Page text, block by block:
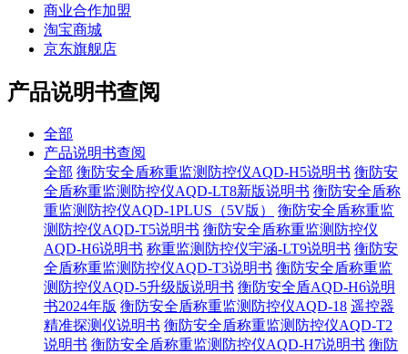
商业合作加盟
淘宝商城
京东旗舰店
产品说明书查阅
全部
产品说明书查阅
全部 衡防安全盾称重监测防控仪AQD-H5说明书 衡防安
全盾称重监测防控仪AQD-LT8新版说明书 衡防安全盾称
重监测防控仪AQD-1PLUS（5V版）
衡防安全盾称重监
测防控仪AQD-T5说明书 衡防安全盾称重监测防控仪
AQD-H6说明书 称重监测防控仪宇涵-LT9说明书 衡防安
全盾称重监测防控仪AQD-T3说明书 衡防安全盾称重监
测防控仪AQD-5升级版说明书 衡防安全盾AQD-H6说明
书2024年版 衡防安全盾称重监测防控仪AQD-18 遥控器
精准探测仪说明书 衡防安全盾称重监测防控仪AQD-T2
说明书 衡防安全盾称重监测防控仪AQD-H7说明书 衡防